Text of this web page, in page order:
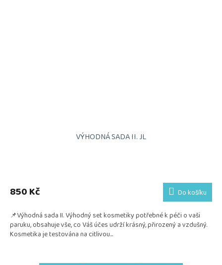
VÝHODNÁ SADA II. JL
850 Kč Do košíku
📌Výhodná sada II. Výhodný set kosmetiky potřebné k péči o vaši
paruku, obsahuje vše, co Váš účes udrží krásný, přirozený a vzdušný.
Kosmetika je testována na citlivou...